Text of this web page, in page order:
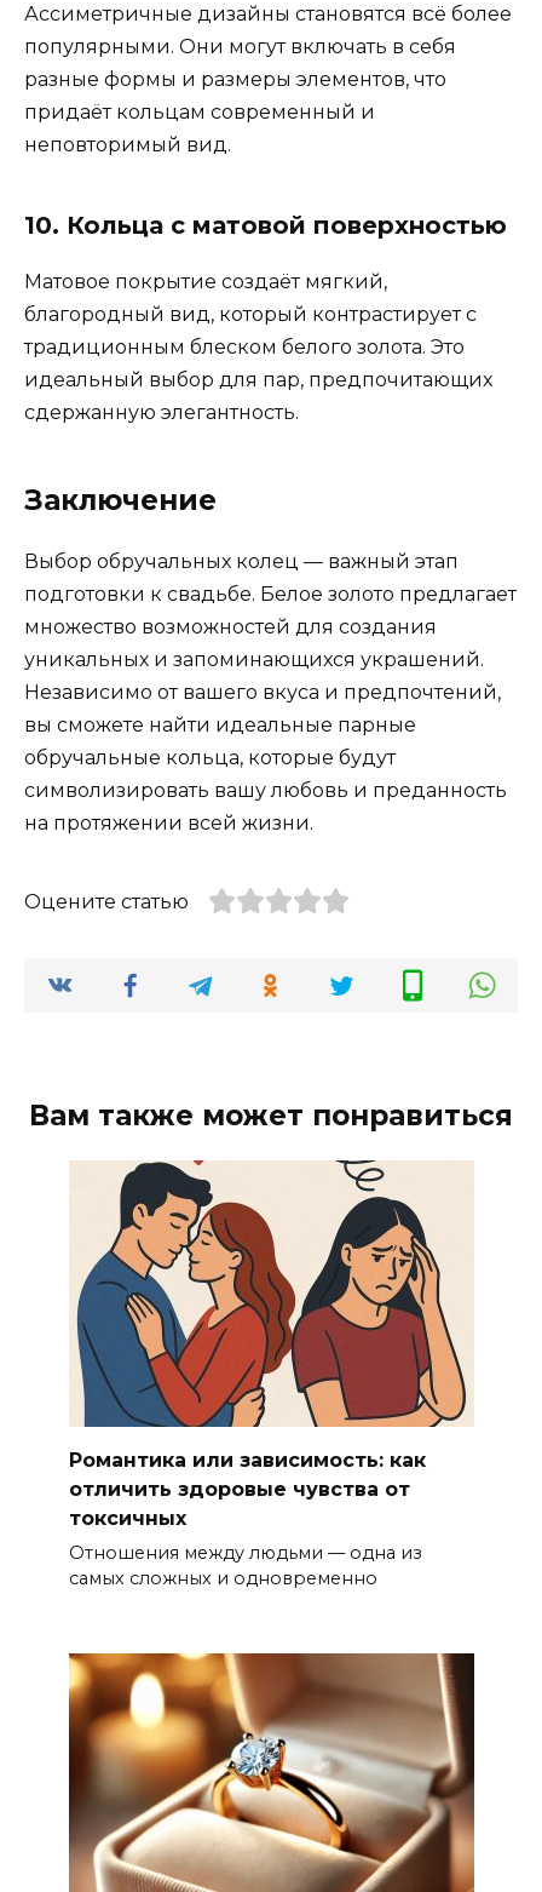
Ассиметричные дизайны становятся всё более
популярными. Они могут включать в себя
разные формы и размеры элементов, что
придаёт кольцам современный и
неповторимый вид.
10. Кольца с матовой поверхностью
Матовое покрытие создаёт мягкий,
благородный вид, который контрастирует с
традиционным блеском белого золота. Это
идеальный выбор для пар, предпочитающих
сдержанную элегантность.
Заключение
Выбор обручальных колец — важный этап
подготовки к свадьбе. Белое золото предлагает
множество возможностей для создания
уникальных и запоминающихся украшений.
Независимо от вашего вкуса и предпочтений,
вы сможете найти идеальные парные
обручальные кольца, которые будут
символизировать вашу любовь и преданность
на протяжении всей жизни.
Оцените статью
Вам также может понравиться
Романтика или зависимость: как
отличить здоровые чувства от
токсичных
Отношения между людьми — одна из
самых сложных и одновременно